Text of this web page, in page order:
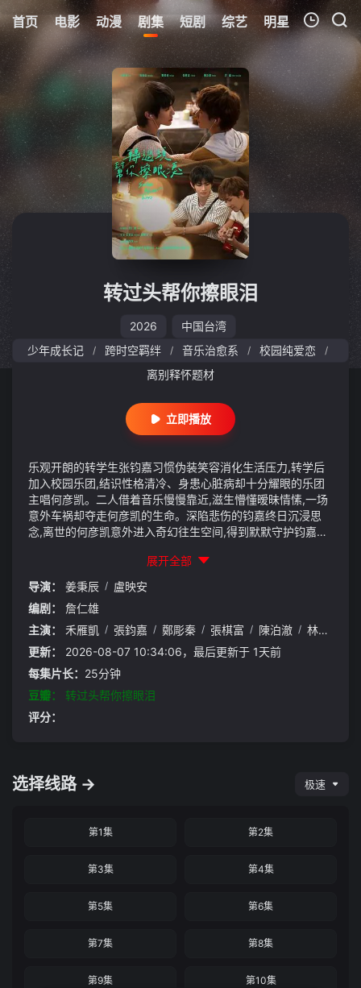
首页 电影 动漫 剧集 短剧 综艺 明星 周表
我的观影记录
暂无观看影片的记录
转过头帮你擦眼泪
2026
中国台湾
少年成长记
/ 跨时空羁绊 / 音乐治愈系 / 校园纯爱恋 /
离别释怀题材
立即播放
乐观开朗的转学生张钧嘉习惯伪装笑容消化生活压力,转学后
加入校园乐团,结识性格清冷、身患心脏病却十分耀眼的乐团
主唱何彦凯。二人借着音乐慢慢靠近,滋生懵懂暧昧情愫,一场
意外车祸却夺走何彦凯的生命。深陷悲伤的钧嘉终日沉浸思
念,离世的何彦凯意外进入奇幻往生空间,得到默默守护钧嘉、
下,钧嘉重新拾起音乐,在舞台唱响二人未完成的曲子,最终与离
别和解、走出阴霾,剧集借着奇幻设定讲述青春里的心动、失
去与自我救赎,诠释告别亦是成长的内核。
展开全部
导演：
姜秉辰 / 盧映安
编剧：
詹仁雄
主演：
禾雁凱 / 張鈞嘉 / 鄭彫秦 / 張棋富 / 陳泊澈 / 林書蘊
更新：
2026-08-07 10:34:06，最后更新于 1天前
每集片长： 25分钟
豆瓣：
转过头帮你擦眼泪
评分：
选择线路 → 极速
第1集 第2集
第3集 第4集
第5集 第6集
第7集 第8集
第9集 第10集